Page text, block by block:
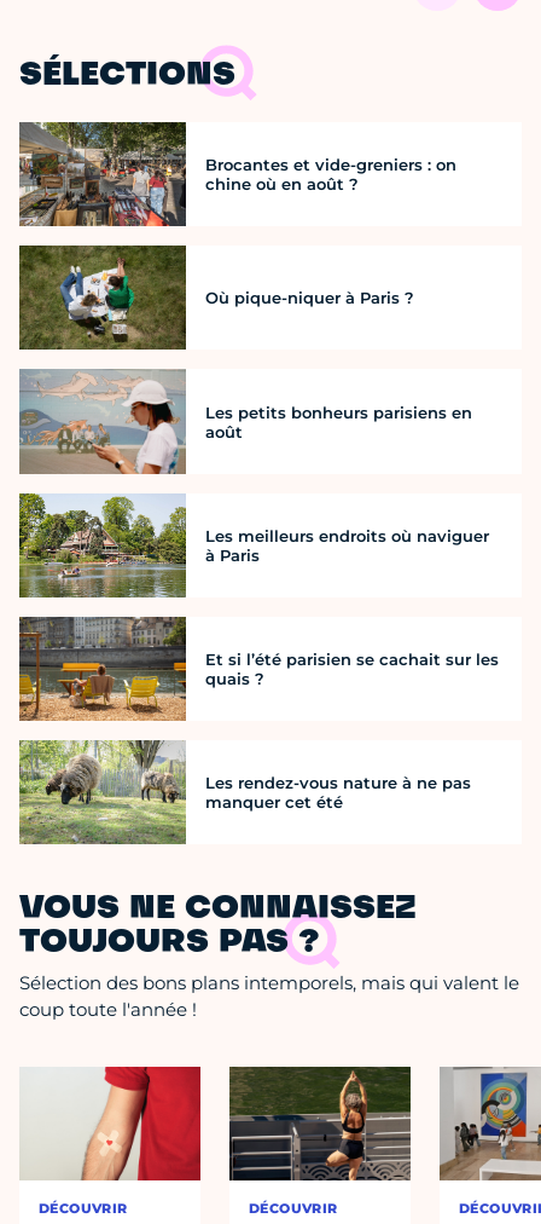
SÉLECTIONS
Brocantes et vide-greniers : on
chine où en août ?
Où pique-niquer à Paris ?
Les petits bonheurs parisiens en
août
Les meilleurs endroits où naviguer
à Paris
Et si l’été parisien se cachait sur les
quais ?
Les rendez-vous nature à ne pas
manquer cet été
VOUS NE CONNAISSEZ
TOUJOURS PAS ?
Sélection des bons plans intemporels, mais qui valent le
coup toute l'année !
DÉCOUVRIR DÉCOUVRIR